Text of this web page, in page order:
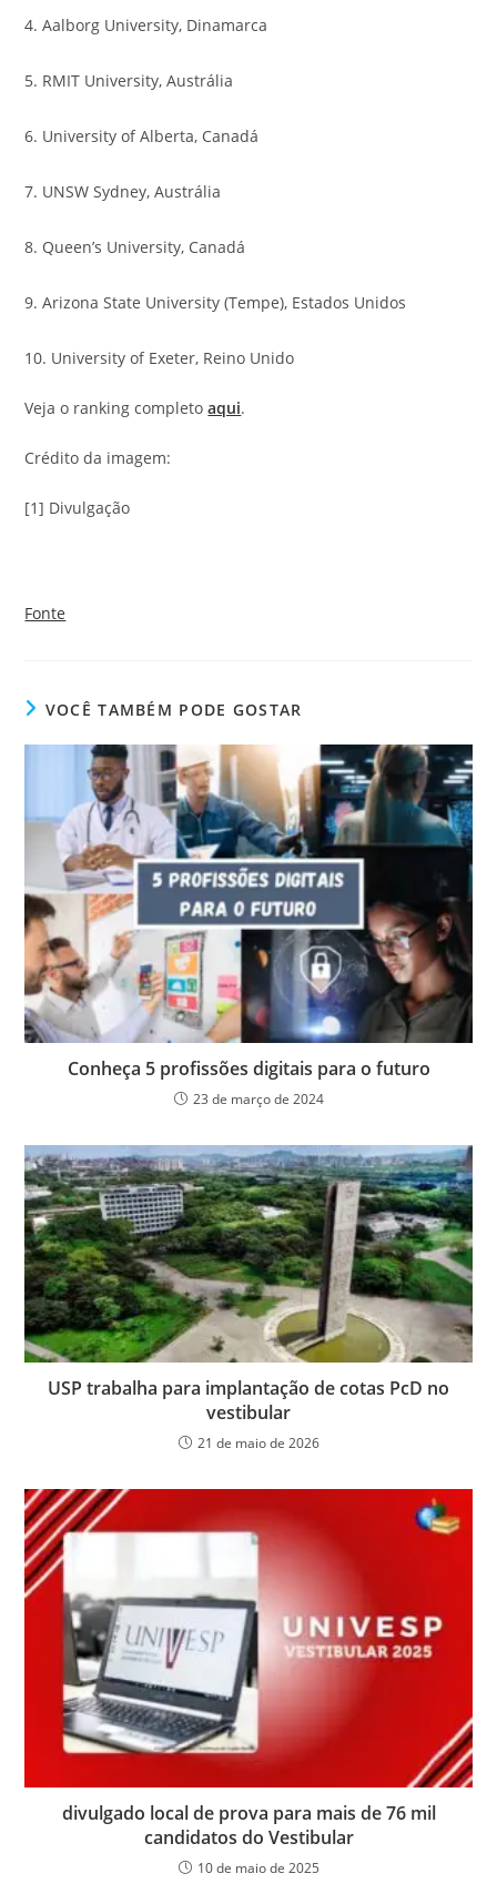
4. Aalborg University, Dinamarca
5. RMIT University, Austrália
6. University of Alberta, Canadá
7. UNSW Sydney, Austrália
8. Queen’s University, Canadá
9. Arizona State University (Tempe), Estados Unidos
10. University of Exeter, Reino Unido
Veja o ranking completoaqui.
Crédito da imagem:
[1] Divulgação
Fonte
VOCÊ TAMBÉM PODE GOSTAR
Conheça 5 profissões digitais para o futuro
23 de março de 2024
USP trabalha para implantação de cotas PcD no
vestibular
21 de maio de 2026
divulgado local de prova para mais de 76 mil
candidatos do Vestibular
10 de maio de 2025